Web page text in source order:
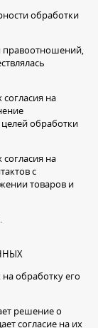
обработки
на
обработки
на
с
товаров и
обработку его
решение о
согласие на их